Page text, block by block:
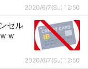
2020/6/7(Su) 12:50
セル
ｗ
2020/6/7(Su) 12:50